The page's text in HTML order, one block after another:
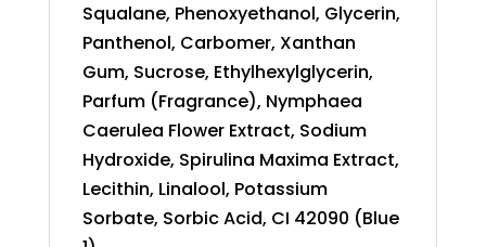
Squalane, Phenoxyethanol, Glycerin,
Panthenol, Carbomer, Xanthan
Gum, Sucrose, Ethylhexylglycerin,
Parfum (Fragrance), Nymphaea
Caerulea Flower Extract, Sodium
Hydroxide, Spirulina Maxima Extract,
Lecithin, Linalool, Potassium
Sorbate, Sorbic Acid, CI 42090 (Blue